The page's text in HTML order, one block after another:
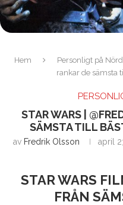
Hem Personligt på
rankar de sämsta
STAR WARS |
SÄMSTA TILL
av Fredrik Olsson april
STAR WARS
FRÅN